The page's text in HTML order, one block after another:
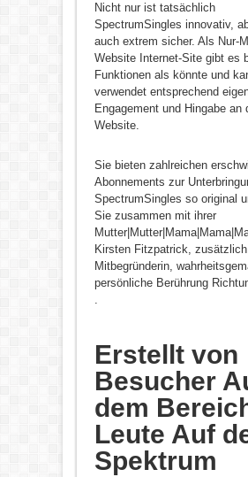
Nicht nur ist tatsächlich
SpectrumSingles innovativ,
auch extrem sicher. Als Nur-
Website Internet-Site gibt es
Funktionen als könnte und
verwendet entsprechend
Engagement und Hingabe an
Website.
Sie bieten zahlreichen
Abonnements zur
SpectrumSingles so original
Sie zusammen mit ihrer
Kirsten Fitzpatrick, zusätzlich
Mitbegründerin,
persönliche Berührung
.
Erstellt von
Besucher
dem
Leute Auf
Spektrum